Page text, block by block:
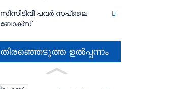
സിസിടിവി പവർ സപ്ലൈ
ബോക്സ്
തിരഞ്ഞെടുത്ത ഉൽപ്പന്നം